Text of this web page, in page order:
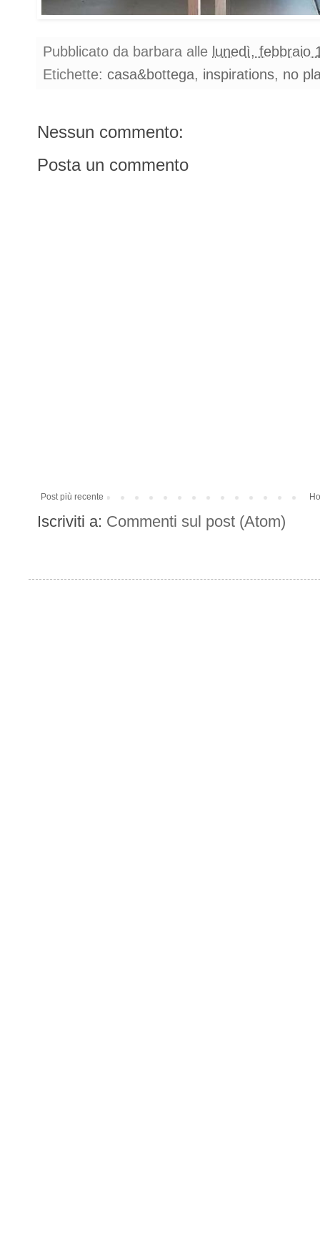
Pubblicato da barbara alle lunedì, febbraio
Etichette: casa&bottega, inspirations, no
Nessun commento:
Posta un commento
Post più recente
Iscriviti a: Commenti sul post (Atom)